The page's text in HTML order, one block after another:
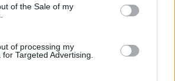
of the Sale of my
of processing my
Targeted Advertising.
en la obra, defendiendo una línea
de contextualización histórica.
histórica, es conocida por un
de Florencia.